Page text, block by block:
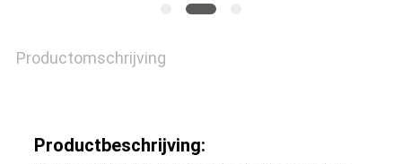
Productomschrijving
Productbeschrijving: